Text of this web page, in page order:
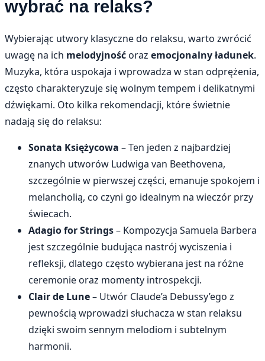
wybrać na relaks?
Wybierając utwory klasyczne do relaksu, warto zwrócić
uwagę na ich melodyjnośćoraz emocjonalny ładunek.
Muzyka, która uspokaja i wprowadza w stan odprężenia,
często charakteryzuje się wolnym tempem i delikatnymi
dźwiękami. Oto kilka rekomendacji, które świetnie
nadają się do relaksu:
Sonata Księżycowa – Ten jeden z najbardziej
znanych utworów Ludwiga van Beethovena,
szczególnie w pierwszej części, emanuje spokojem i
melancholią, co czyni go idealnym na wieczór przy
świecach.
Adagio for Strings– Kompozycja Samuela Barbera
jest szczególnie budująca nastrój wyciszenia i
refleksji, dlatego często wybierana jest na różne
ceremonie oraz momenty introspekcji.
Clair de Lune– Utwór Claude’a Debussy’ego z
pewnością wprowadzi słuchacza w stan relaksu
dzięki swoim sennym melodiom i subtelnym
harmonii.